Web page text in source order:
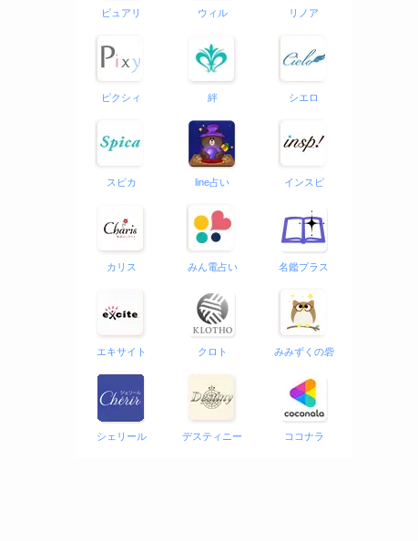
ピュアリ ウィル リノア
ピクシィ 絆 シエロ
スピカ line占い インスピ
カリス みん電占い 名鑑プラス
エキサイト クロト みみずくの砦
シェリール デスティニー ココナラ